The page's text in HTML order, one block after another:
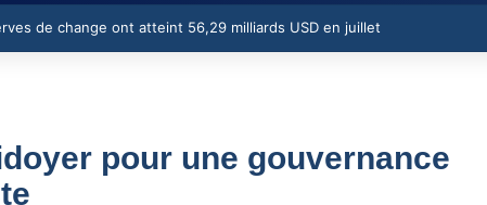
de change ont atteint 56,29 milliards USD en juillet
pour une gouvernance